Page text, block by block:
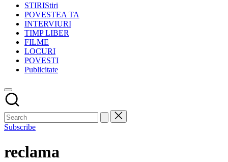
STIRIStiri
POVESTEA TA
INTERVIURI
TIMP LIBER
FILME
LOCURI
POVESTI
Publicitate
Subscribe
reclama